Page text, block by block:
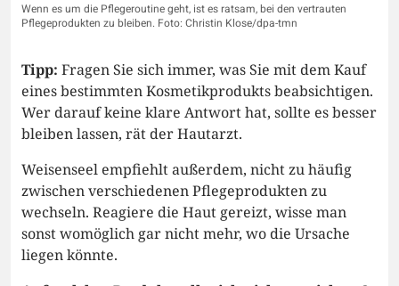
Wenn es um die Pflegeroutine geht, ist es ratsam, bei den vertrauten
Pflegeprodukten zu bleiben. Foto: Christin Klose/dpa-tmn
Tipp: Fragen Sie sich immer, was Sie mit dem Kauf
eines bestimmten Kosmetikprodukts beabsichtigen.
Wer darauf keine klare Antwort hat, sollte es besser
bleiben lassen, rät der Hautarzt.
Weisenseel empfiehlt außerdem, nicht zu häufig
zwischen verschiedenen Pflegeprodukten zu
wechseln. Reagiere die Haut gereizt, wisse man
sonst womöglich gar nicht mehr, wo die Ursache
liegen könnte.